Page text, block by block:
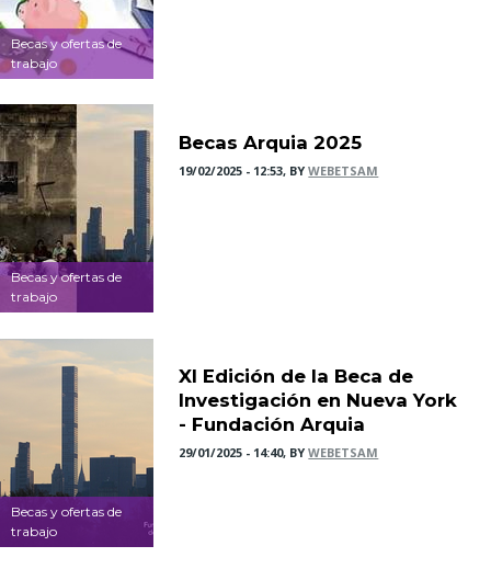
Becas y ofertas de
trabajo
Becas y ofertas de
trabajo
Becas Arquia 2025
19/02/2025 - 12:53, BYWEBETSAM
Becas y ofertas de
trabajo
XI Edición de la Beca de
Investigación en Nueva York
- Fundación Arquia
29/01/2025 - 14:40, BYWEBETSAM